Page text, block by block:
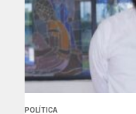
POLÍTICA